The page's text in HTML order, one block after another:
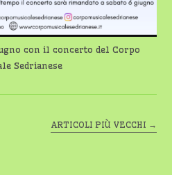
con il concerto del Corpo
Sedrianese
ARTICOLI PIÙ VECCHI →